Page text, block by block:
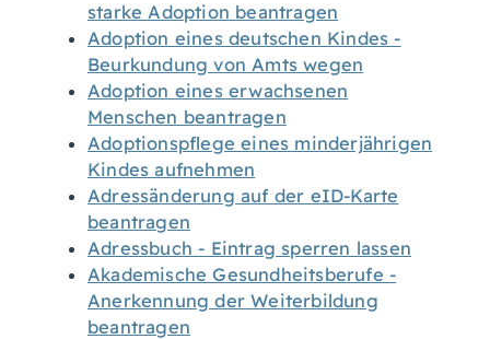
starke Adoption beantragen
Adoption eines deutschen Kindes -
Beurkundung von Amts wegen
Adoption eines erwachsenen
Menschen beantragen
Adoptionspflege eines minderjährigen
Kindes aufnehmen
Adressänderung auf der eID-Karte
beantragen
Adressbuch - Eintrag sperren lassen
Akademische Gesundheitsberufe -
Anerkennung der Weiterbildung
beantragen